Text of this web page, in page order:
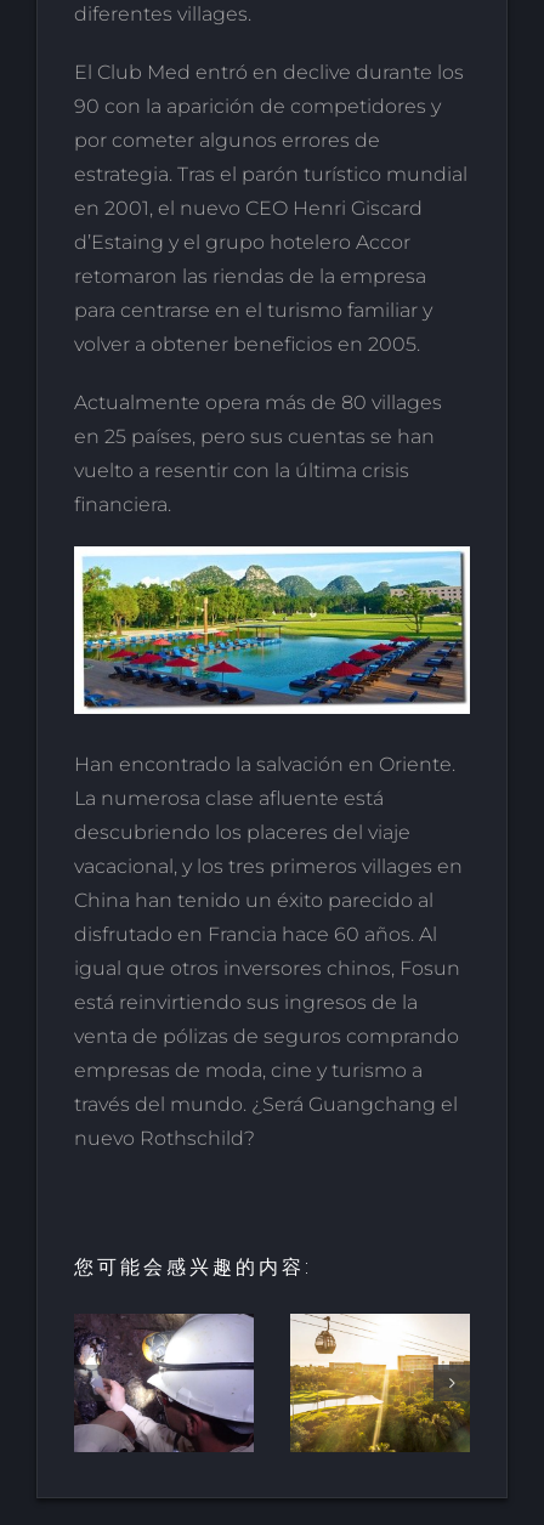
diferentes villages.
El Club Med entró en declive durante los
90 con la aparición de competidores y
por cometer algunos errores de
estrategia. Tras el parón turístico mundial
en 2001, el nuevo CEO Henri Giscard
d’Estaing y el grupo hotelero Accor
retomaron las riendas de la empresa
para centrarse en el turismo familiar y
volver a obtener beneficios en 2005.
Actualmente opera más de 80 villages
en 25 países, pero sus cuentas se han
vuelto a resentir con la última crisis
financiera.
Han encontrado la salvación en Oriente.
La numerosa clase afluente está
descubriendo los placeres del viaje
vacacional, y los tres primeros villages en
China han tenido un éxito parecido al
disfrutado en Francia hace 60 años. Al
igual que otros inversores chinos, Fosun
está reinvirtiendo sus ingresos de la
venta de pólizas de seguros comprando
empresas de moda, cine y turismo a
través del mundo. ¿Será Guangchang el
nuevo Rothschild?
您可能会感兴趣的内容:
酒店和度假
村的创新：
里维埃拉-纳
亚里特的新
巴亚尔塔酒
店
HALO垂直
移动项目荣
获LOOP设
计奖